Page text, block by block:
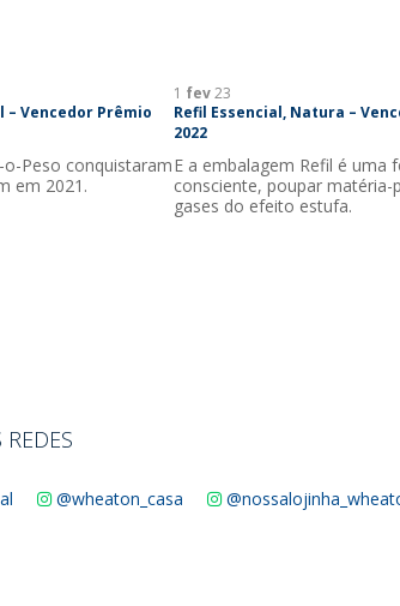
– Vencedor Prêmio
o-Peso conquistaram
em 2021.
1 fev23
Refil Essencial, Natura –
2022
E a embalagem Refil é uma
consciente, poupar
gases do efeito estufa.
@wheaton_casa